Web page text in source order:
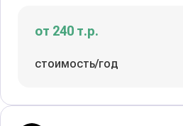
от 240 т.р.
стоимость/год